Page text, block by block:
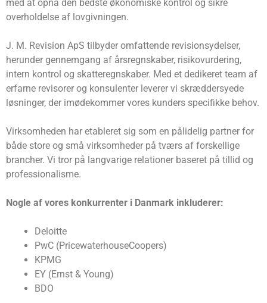
med at opnå den bedste økonomiske kontrol og sikre
overholdelse af lovgivningen.
J. M. Revision ApS tilbyder omfattende revisionsydelser,
herunder gennemgang af årsregnskaber, risikovurdering,
intern kontrol og skatteregnskaber. Med et dedikeret team af
erfarne revisorer og konsulenter leverer vi skræddersyede
løsninger, der imødekommer vores kunders specifikke behov.
Virksomheden har etableret sig som en pålidelig partner for
både store og små virksomheder på tværs af forskellige
brancher. Vi tror på langvarige relationer baseret på tillid og
professionalisme.
Nogle af vores konkurrenter i Danmark inkluderer:
Deloitte
PwC (PricewaterhouseCoopers)
KPMG
EY (Ernst & Young)
BDO